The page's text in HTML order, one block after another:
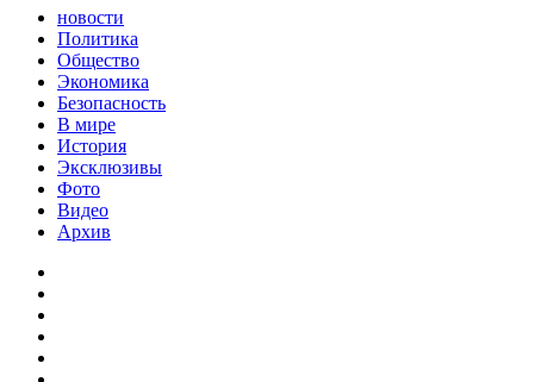
новости
Политика
Общество
Экономика
Безопасность
В мире
История
Эксклюзивы
Фото
Видео
Архив